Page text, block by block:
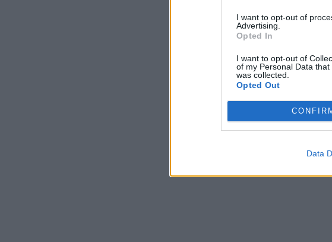
I want to opt-out of
Advertising.
Opted In
I want to opt-out of
of my Personal Data
was collected.
Opted Out
Data